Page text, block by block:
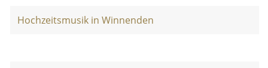
Hochzeitsmusik in Winnenden